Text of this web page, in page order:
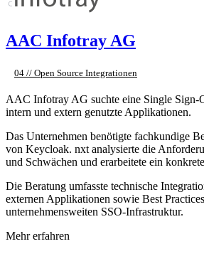
AAC Infotray AG
04 // Open Source Integrationen
AAC Infotray AG suchte eine Single Sign-
intern und extern genutzte Applikationen.
Das Unternehmen benötigte fachkundige
von Keycloak. nxt analysierte die
und Schwächen und erarbeitete ein
Die Beratung umfasste technische
externen Applikationen sowie Best
unternehmensweiten SSO-Infrastruktur.
Mehr erfahren